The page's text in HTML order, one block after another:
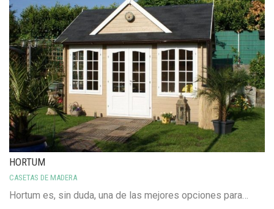
HORTUM
CASETAS DE MADERA
Hortum es, sin duda, una de las mejores opciones para…